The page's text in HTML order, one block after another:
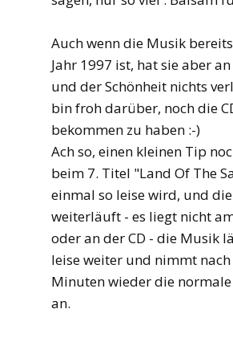
Auch wenn die Musik
Jahr 1997 ist, hat sie aber
und der Schönheit nichts
bin froh darüber, noch die
bekommen zu haben :-)
Ach so, einen kleinen Tip
beim 7. Titel "Land Of The
einmal so leise wird, und
weiterläuft - es liegt nicht
oder an der CD - die Musik
leise weiter und nimmt
Minuten wieder die
an.